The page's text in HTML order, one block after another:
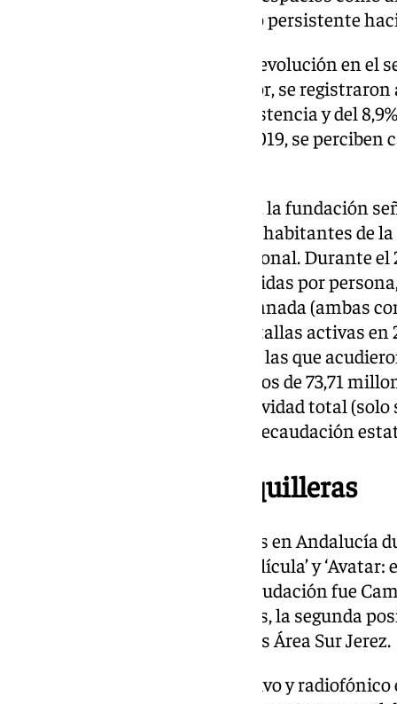
principalmente debido al miedo persistente
El Anuario también indica una evolución en el
comparación con el año anterior, se
de funciones, del 17,3% en la asistencia y del
al contrastar estos datos con 2019, se perciben
Respecto al ámbito audiovisual, la fundación
«algunas particularidades». Los habitantes de
comparación con la media nacional. Durante
promedio de 1,44 entradas vendidas por
(1,68), Málaga (1,66), Sevilla y Granada (ambas
total, había 115 cines y 640 pantallas activas en
proyectaron 606.112 sesiones, a las que
espectadores, generando ingresos de 73,71
corresponden al 18,2% de la actividad total
de la asistencia y el 14,8% de la recaudación
Las películas más taquilleras
Entre las películas más exitosas en Andalucía
‘Barbie’, ‘Super Mario Bros: la película’ y
el filme español con mayor recaudación fue
pantallas con más espectadores, la segunda
específicamente en Yelmo Cines Área Sur Jerez.
Las medias de consumo televisivo y